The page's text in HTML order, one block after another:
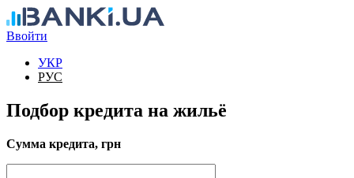
Перейти к основному содержанию
Ввойти
УКР
РУС
Подбор кредита на жильё
Сумма кредита, грн